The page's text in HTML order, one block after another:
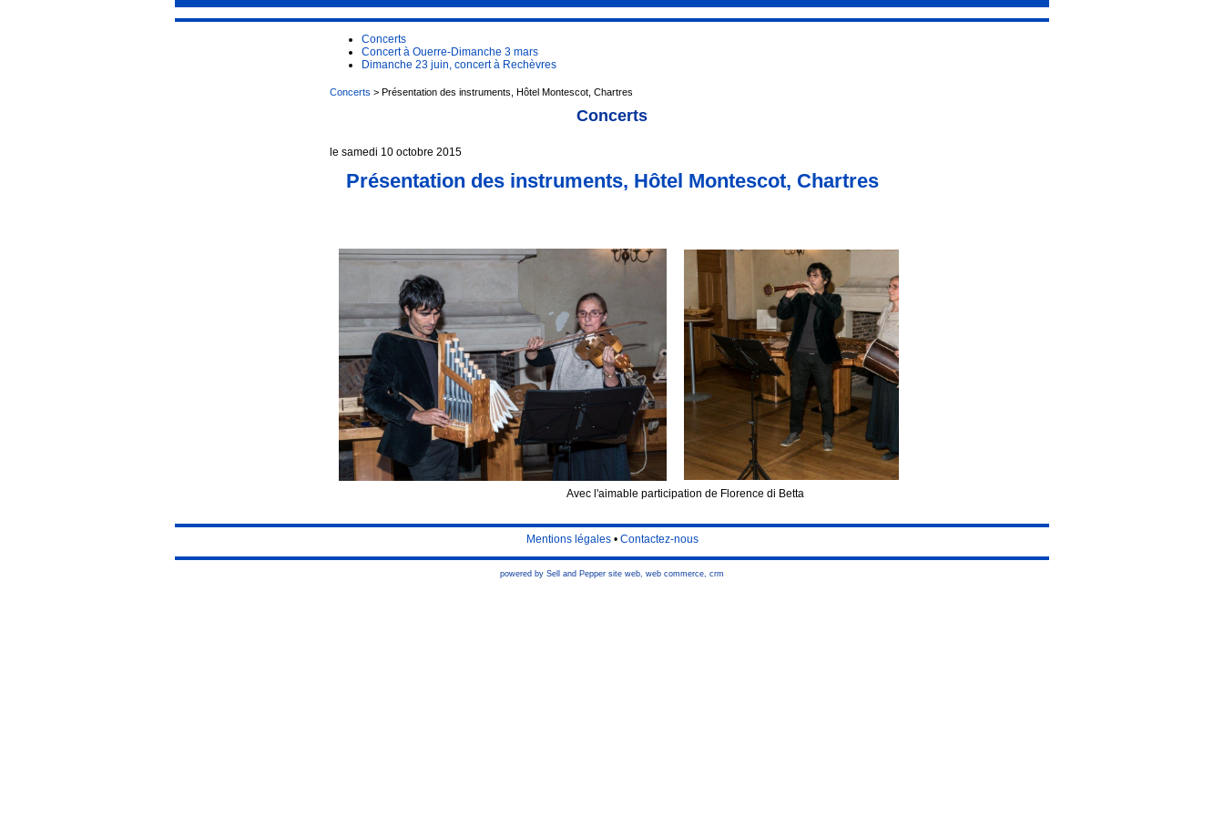
Concerts
Concert à Ouerre-Dimanche 3 mars
Dimanche 23 juin, concert à Rechèvres
Concerts > Présentation des instruments, Hôtel Montescot, Chartres
Concerts
le samedi 10 octobre 2015
Présentation des instruments, Hôtel Montescot, Chartres
Avec l'aimable participation de Florence di Betta
Mentions légales• Contactez-nous
powered by Sell and Pepper site web, web commerce, crm